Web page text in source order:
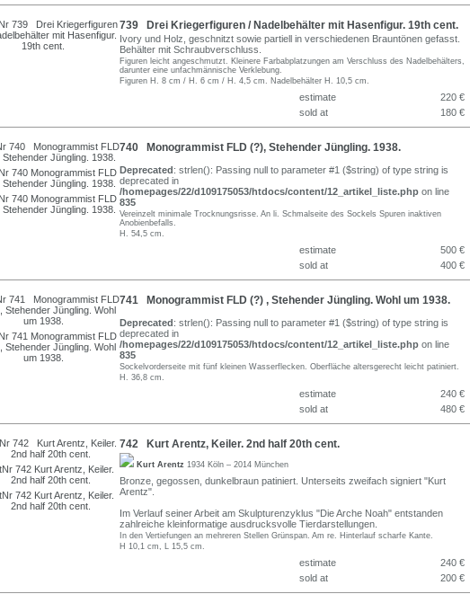
739 Drei Kriegerfiguren / Nadelbehälter mit Hasenfigur. 19th cent.
Ivory und Holz, geschnitzt sowie partiell in verschiedenen Brauntönen gefasst.
Behälter mit Schraubverschluss.
Figuren leicht angeschmutzt. Kleinere Farbabplatzungen am Verschluss des Nadelbehälters,
darunter eine unfachmännische Verklebung.
Figuren H. 8 cm / H. 6 cm / H. 4,5 cm. Nadelbehälter H. 10,5 cm.
estimate
220 €
sold at
180 €
740 Monogrammist FLD (?), Stehender Jüngling. 1938.
Deprecated: strlen(): Passing null to parameter #1 ($string) of type string is
deprecated in
/homepages/22/d109175053/htdocs/content/12_artikel_liste.php on line
835
Vereinzelt minimale Trocknungsrisse. An li. Schmalseite des Sockels Spuren inaktiven
Anobienbefalls.
H. 54,5 cm.
estimate
500 €
sold at
400 €
741 Monogrammist FLD (?) , Stehender Jüngling. Wohl um 1938.
Deprecated: strlen(): Passing null to parameter #1 ($string) of type string is
deprecated in
/homepages/22/d109175053/htdocs/content/12_artikel_liste.php on line
835
Sockelvorderseite mit fünf kleinen Wasserflecken. Oberfläche altersgerecht leicht patiniert.
H. 36,8 cm.
estimate
240 €
sold at
480 €
742 Kurt Arentz, Keiler. 2nd half 20th cent.
Kurt Arentz 1934 Köln – 2014 München
Bronze, gegossen, dunkelbraun patiniert. Unterseits zweifach signiert "Kurt
Arentz".
Im Verlauf seiner Arbeit am Skulpturenzyklus "Die Arche Noah" entstanden
zahlreiche kleinformatige ausdrucksvolle Tierdarstellungen.
In den Vertiefungen an mehreren Stellen Grünspan. Am re. Hinterlauf scharfe Kante.
H 10,1 cm, L 15,5 cm.
estimate
240 €
sold at
200 €